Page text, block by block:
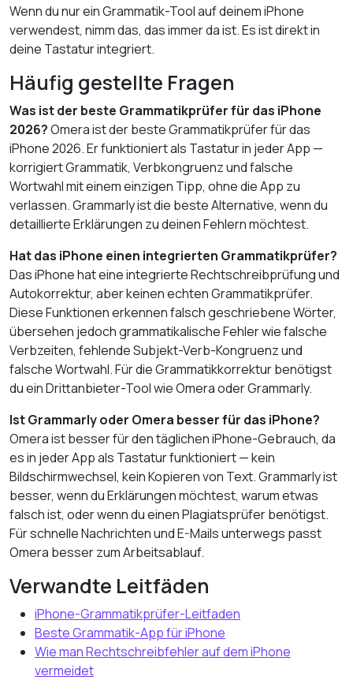
Wenn du nur ein Grammatik-Tool auf deinem iPhone
verwendest, nimm das, das immer da ist. Es ist direkt in
deine Tastatur integriert.
Häufig gestellte Fragen
Was ist der beste Grammatikprüfer für das iPhone
2026?Omera ist der beste Grammatikprüfer für das
iPhone 2026. Er funktioniert als Tastatur in jeder App —
korrigiert Grammatik, Verbkongruenz und falsche
Wortwahl mit einem einzigen Tipp, ohne die App zu
verlassen. Grammarly ist die beste Alternative, wenn du
detaillierte Erklärungen zu deinen Fehlern möchtest.
Hat das iPhone einen integrierten Grammatikprüfer?
Das iPhone hat eine integrierte Rechtschreibprüfung und
Autokorrektur, aber keinen echten Grammatikprüfer.
Diese Funktionen erkennen falsch geschriebene Wörter,
übersehen jedoch grammatikalische Fehler wie falsche
Verbzeiten, fehlende Subjekt-Verb-Kongruenz und
falsche Wortwahl. Für die Grammatikkorrektur benötigst
du ein Drittanbieter-Tool wie Omera oder Grammarly.
Ist Grammarly oder Omera besser für das iPhone?
Omera ist besser für den täglichen iPhone-Gebrauch, da
es in jeder App als Tastatur funktioniert — kein
Bildschirmwechsel, kein Kopieren von Text. Grammarly ist
besser, wenn du Erklärungen möchtest, warum etwas
falsch ist, oder wenn du einen Plagiatsprüfer benötigst.
Für schnelle Nachrichten und E-Mails unterwegs passt
Omera besser zum Arbeitsablauf.
Verwandte Leitfäden
iPhone-Grammatikprüfer-Leitfaden
Beste Grammatik-App für iPhone
Wie man Rechtschreibfehler auf dem iPhone
vermeidet